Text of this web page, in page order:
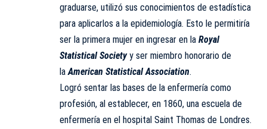
graduarse, utilizó sus conocimientos de estadística
para aplicarlos a la epidemiología. Esto le permitiría
ser la primera mujer en ingresar en la Royal
Statistical Societyy ser miembro honorario de
laAmerican Statistical Association.
Logró sentar las bases de la enfermería como
profesión, al establecer, en 1860, una escuela de
enfermería en el hospital Saint Thomas de Londres.